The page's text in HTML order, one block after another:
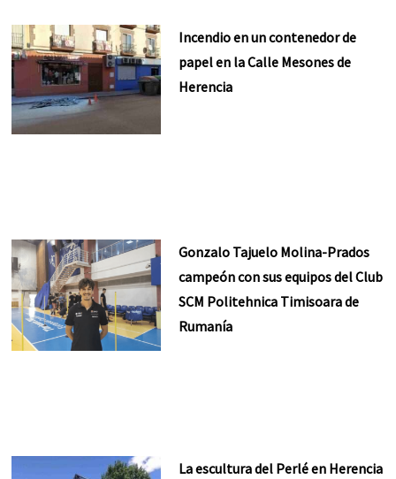
Incendio en un contenedor de
papel en la Calle Mesones de
Herencia
Gonzalo Tajuelo Molina-Prados
campeón con sus equipos del Club
SCM Politehnica Timisoara de
Rumanía
La escultura del Perlé en Herencia